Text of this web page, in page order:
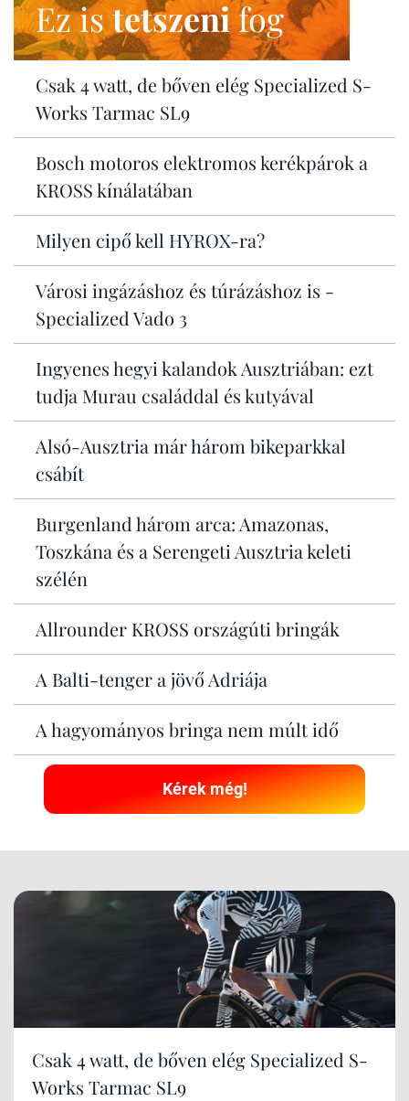
Ez istetszenifog
Csak 4 watt, de bőven elég Specialized S-
Works Tarmac SL9
Bosch motoros elektromos kerékpárok a
KROSS kínálatában
Milyen cipő kell HYROX-ra?
Városi ingázáshoz és túrázáshoz is -
Specialized Vado 3
Ingyenes hegyi kalandok Ausztriában: ezt
tudja Murau családdal és kutyával
Alsó-Ausztria már három bikeparkkal
csábít
Burgenland három arca: Amazonas,
Toszkána és a Serengeti Ausztria keleti
szélén
Allrounder KROSS országúti bringák
A Balti-tenger a jövő Adriája
A hagyományos bringa nem múlt idő
Kérek még!
Csak 4 watt, de bőven elég Specialized S-
Works Tarmac SL9